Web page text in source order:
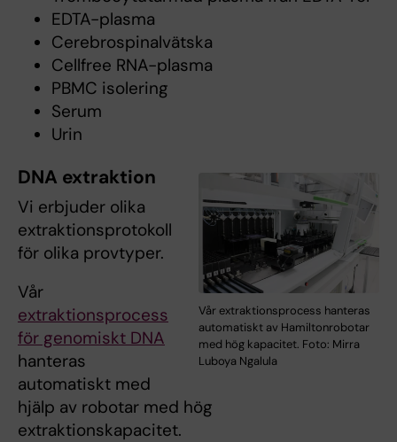
EDTA-plasma
Cerebrospinalvätska
Cellfree RNA-plasma
PBMC isolering
Serum
Urin
Vår extraktionsprocess hanteras
automatiskt av Hamiltonrobotar
med hög kapacitet. Foto: Mirra
Luboya Ngalula
DNA extraktion
Vi erbjuder olika
extraktionsprotokoll
för olika provtyper.
Vår
extraktionsprocess
för genomiskt DNA
hanteras
automatiskt med
hjälp av robotar med hög
extraktionskapacitet.